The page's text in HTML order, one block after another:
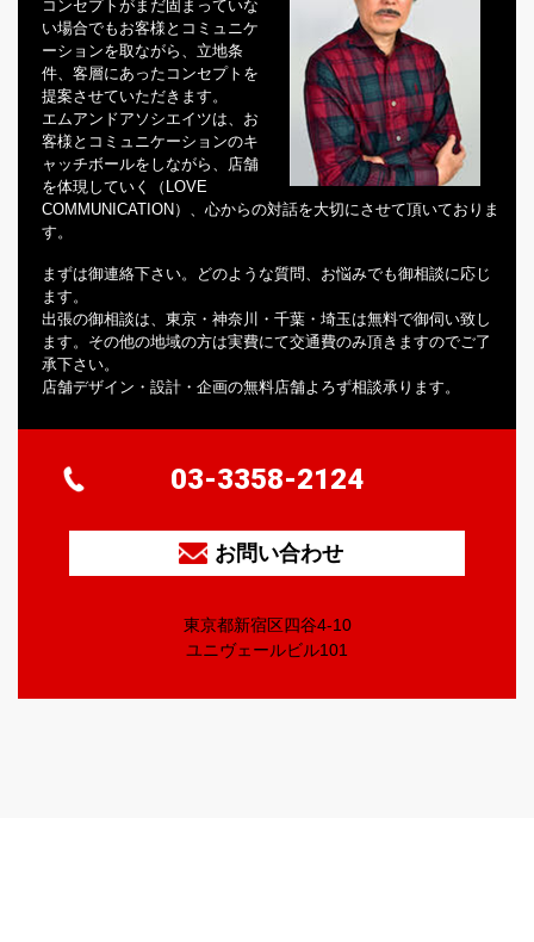
コンセプトがまだ固まっていな
い場合でもお客様とコミュニケ
ーションを取ながら、立地条
件、客層にあったコンセプトを
提案させていただきます。
エムアンドアソシエイツは、お
客様とコミュニケーションのキ
ャッチボールをしながら、店舗
を体現していく（LOVE
COMMUNICATION）、心からの対話を大切にさせて頂いておりま
す。
まずは御連絡下さい。どのような質問、お悩みでも御相談に応じ
ます。
出張の御相談は、東京・神奈川・千葉・埼玉は無料で御伺い致し
ます。その他の地域の方は実費にて交通費のみ頂きますのでご了
承下さい。
店舗デザイン・設計・企画の無料店舗よろず相談承ります。
03-3358-2124
お問い合わせ
東京都新宿区四谷4-10
ユニヴェールビル101